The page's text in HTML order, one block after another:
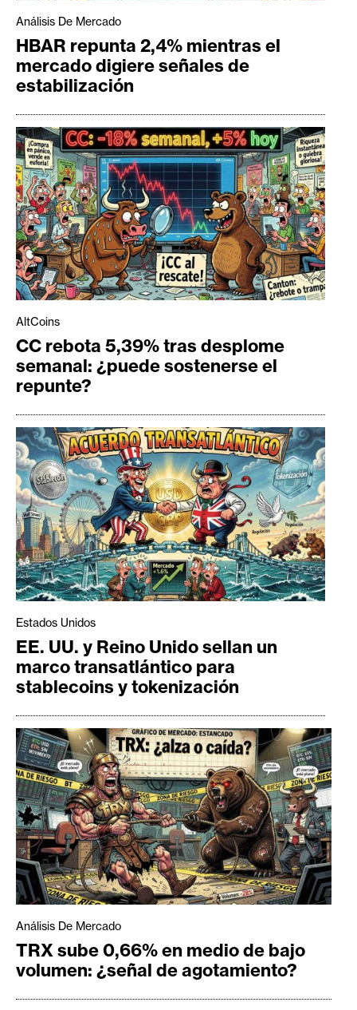
Análisis De Mercado
HBAR repunta 2,4% mientras el
mercado digiere señales de
estabilización
AltCoins
CC rebota 5,39% tras desplome
semanal: ¿puede sostenerse el
repunte?
Estados Unidos
EE. UU. y Reino Unido sellan un
marco transatlántico para
stablecoins y tokenización
Análisis De Mercado
TRX sube 0,66% en medio de bajo
volumen: ¿señal de agotamiento?